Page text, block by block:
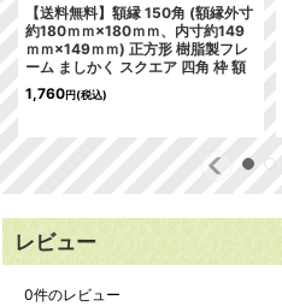
【送料無料】額縁 150角 (額縁外寸
約180ｍｍ×180ｍｍ、内寸約149
ｍｍ×149ｍｍ) 正方形 樹脂製フレ
ーム ましかく スクエア 四角 枠 額
1,760円(税込)
レビュー
0件のレビュー